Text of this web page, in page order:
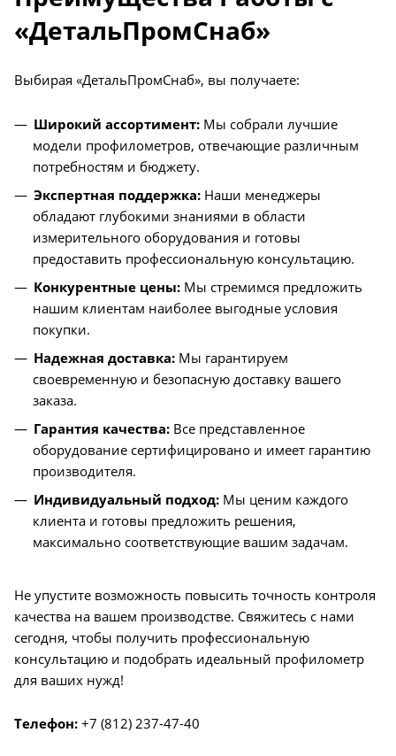
«ДетальПромСнаб»
Выбирая «ДетальПромСнаб», вы получаете:
Широкий ассортимент: Мы собрали лучшие
модели профилометров, отвечающие различным
потребностям и бюджету.
Экспертная поддержка: Наши менеджеры
обладают глубокими знаниями в области
измерительного оборудования и готовы
предоставить профессиональную консультацию.
Конкурентные цены: Мы стремимся предложить
нашим клиентам наиболее выгодные условия
покупки.
Надежная доставка: Мы гарантируем
своевременную и безопасную доставку вашего
заказа.
Гарантия качества: Все представленное
оборудование сертифицировано и имеет гарантию
производителя.
Индивидуальный подход: Мы ценим каждого
клиента и готовы предложить решения,
максимально соответствующие вашим задачам.
Не упустите возможность повысить точность контроля
качества на вашем производстве. Свяжитесь с нами
сегодня, чтобы получить профессиональную
консультацию и подобрать идеальный профилометр
для ваших нужд!
Телефон: +7 (812) 237-47-40